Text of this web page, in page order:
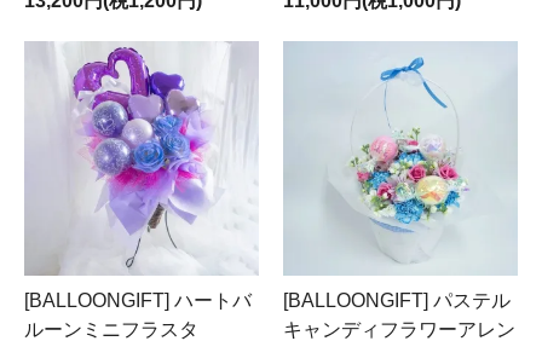
[BALLOONGIFT] ハートバ
ルーンミニフラスタ
[BALLOONGIFT] パステル
キャンディフラワーアレン